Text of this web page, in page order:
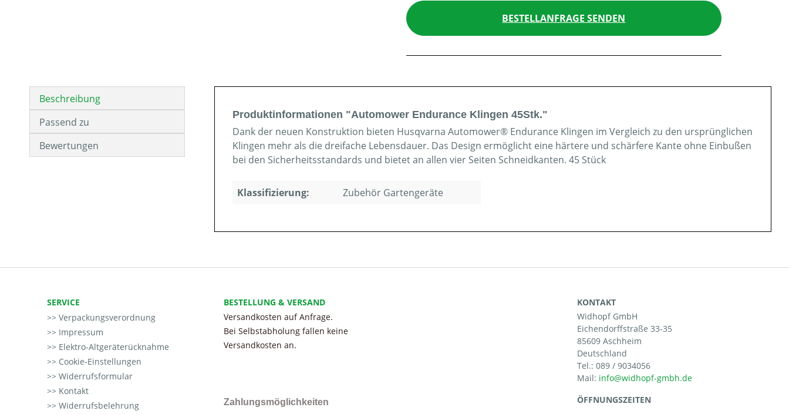
BESTELLANFRAGE SENDEN
Beschreibung
Passend zu
Bewertungen
Produktinformationen "Automower Endurance Klingen 45Stk."
Dank der neuen Konstruktion bieten Husqvarna Automower® Endurance Klingen im Vergleich zu den ursprünglichen
Klingen mehr als die dreifache Lebensdauer. Das Design ermöglicht eine härtere und schärfere Kante ohne Einbußen
bei den Sicherheitsstandards und bietet an allen vier Seiten Schneidkanten. 45 Stück
Klassifizierung: Zubehör Gartengeräte
SERVICE
Verpackungsverordnung
Impressum
Elektro-Altgeräterücknahme
Cookie-Einstellungen
Widerrufsformular
Kontakt
Widerrufsbelehrung
BESTELLUNG & VERSAND
Versandkosten auf Anfrage.
Bei Selbstabholung fallen keine
Versandkosten an.
Zahlungsmöglichkeiten
KONTAKT
Widhopf GmbH
Eichendorffstraße 33-35
85609 Aschheim
Deutschland
Tel.: 089 / 9034056
Mail:
ÖFFNUNGSZEITEN